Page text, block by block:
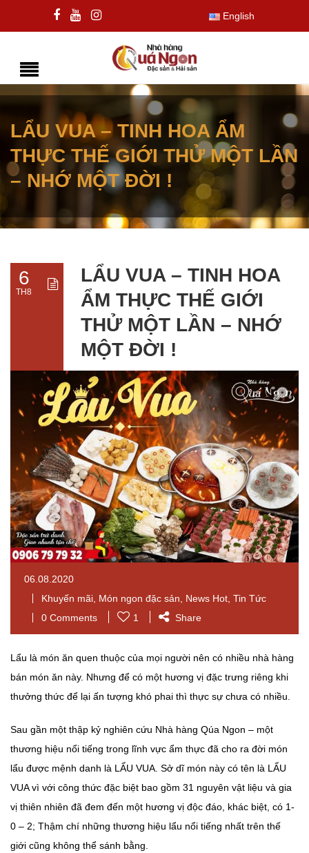
English
LẨU VUA – TINH HOA ẨM
THỰC THẾ GIỚI THỬ MỘT LẦN
– NHỚ MỘT ĐỜI !
6
TH8
LẨU VUA – TINH HOA
ẨM THỰC THẾ GIỚI
THỬ MỘT LẦN – NHỚ
MỘT ĐỜI !
06.08.2020
Khuyến mãi Món ngon đặc sản News Hot Tin Tức
0 Comments
1 Share
Lẩu là món ăn quen thuộc của mọi người nên có nhiều nhà hàng
bán món ăn này. Nhưng để có một hương vị đặc trưng riêng khi
thưởng thức để lại ấn tượng khó phai thì thực sự chưa có nhiều.
Sau gần một thập kỷ nghiên cứu Nhà hàng Qúa Ngon – một
thương hiệu nổi tiếng trong lĩnh vực ẩm thực đã cho ra đời món
lẩu được mệnh danh là LẨU VUA. Sở dĩ món này có tên là LẨU
VUA vì với công thức đặc biệt bao gồm 31 nguyên vật liệu và gia
vị thiên nhiên đã đem đến một hương vị độc đáo, khác biệt, có 1-
0 – 2; Thậm chí những thương hiệu lẩu nổi tiếng nhất trên thế
giới cũng không thể sánh bằng.